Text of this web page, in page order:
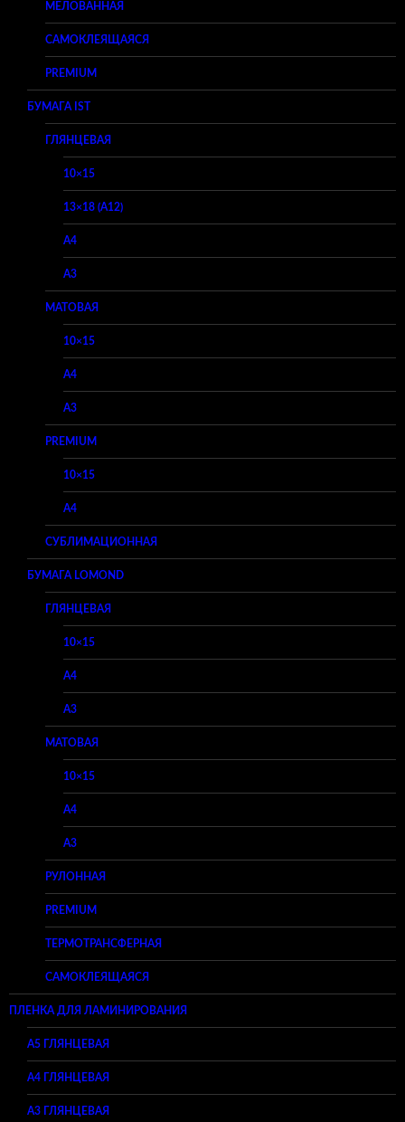
МЕЛОВАННАЯ
САМОКЛЕЯЩАЯСЯ
PREMIUM
БУМАГА IST
ГЛЯНЦЕВАЯ
10×15
13×18 (A12)
A4
A3
МАТОВАЯ
10×15
A4
A3
PREMIUM
10×15
A4
СУБЛИМАЦИОННАЯ
БУМАГА LOMOND
ГЛЯНЦЕВАЯ
10×15
A4
A3
МАТОВАЯ
10×15
A4
A3
РУЛОННАЯ
PREMIUM
ТЕРМОТРАНСФЕРНАЯ
САМОКЛЕЯЩАЯСЯ
ПЛЕНКА ДЛЯ ЛАМИНИРОВАНИЯ
A5 ГЛЯНЦЕВАЯ
А4 ГЛЯНЦЕВАЯ
A3 ГЛЯНЦЕВАЯ